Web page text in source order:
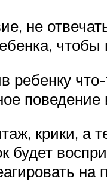
не
крики, а
будет